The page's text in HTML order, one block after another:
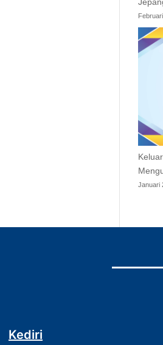
Januari
Kediri